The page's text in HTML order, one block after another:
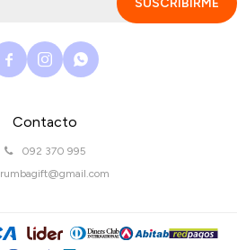
Contacto
092 370 995
rumbagift@gmail.com
SUSCRIBIRME
  